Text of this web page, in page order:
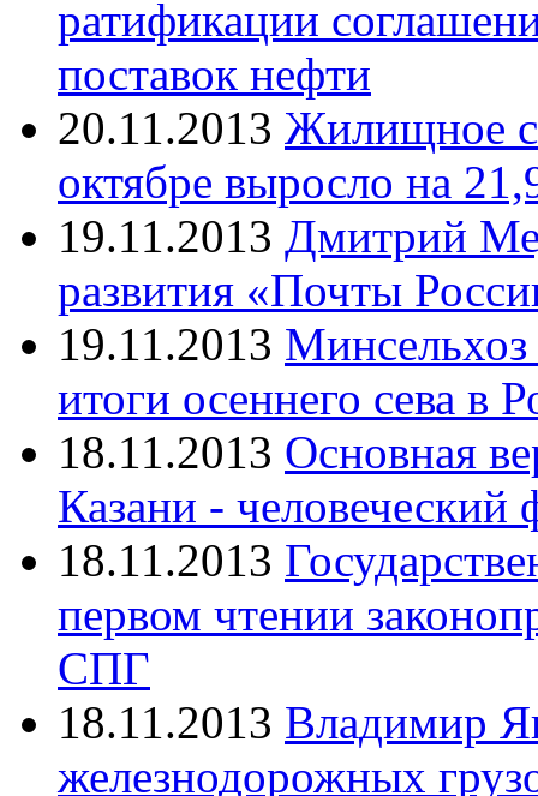
ратификации
поставок нефти
20.11.2013 Жилищное
октябре выросло на
19.11.2013 Дмитрий
развития «Почты
19.11.2013
итоги осеннего сева в
18.11.2013 Основная
Казани - человеческий
18.11.2013
первом чтении
СПГ
18.11.2013 Владимир
железнодорожных